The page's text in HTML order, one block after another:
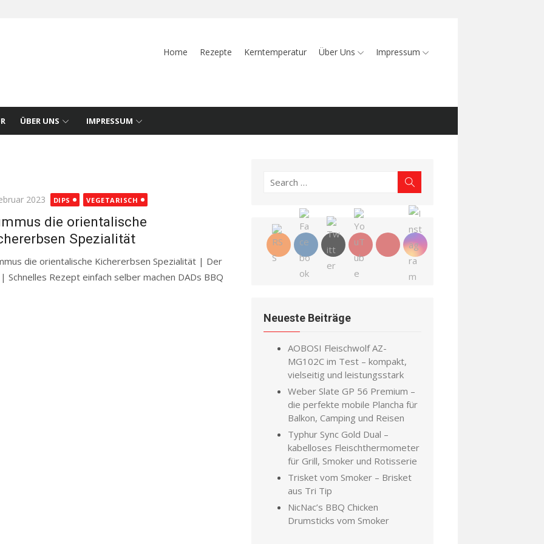
Home Rezepte Kerntemperatur Über Uns Impressum
ÜBER UNS IMPRESSUM
2023 DIPS VEGETARISCH
die orientalische
Spezialität
die orientalische Kichererbsen Spezialität | Der
Schnelles Rezept einfach selber machen DADs BBQ
Search
Neueste Beiträge
AOBOSI Fleischwolf AZ-
MG102C im Test – kompakt,
vielseitig und leistungsstark
Weber Slate GP 56 Premium –
die perfekte mobile Plancha für
Balkon, Camping und Reisen
Typhur Sync Gold Dual –
kabelloses Fleischthermometer
für Grill, Smoker und Rotisserie
Trisket vom Smoker – Brisket
aus Tri Tip
NicNac’s BBQ Chicken
Drumsticks vom Smoker